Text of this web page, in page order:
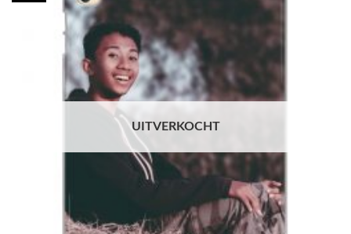
UITVERKOCHT